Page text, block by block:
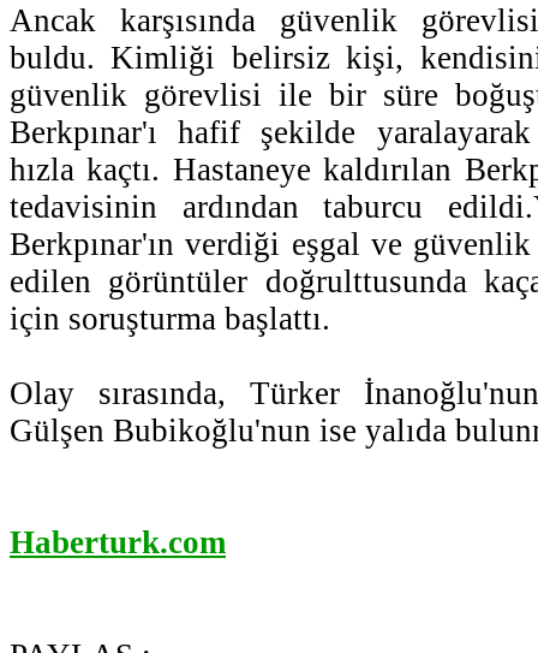
Ancak karşısında güvenlik
buldu. Kimliği belirsiz kişi,
güvenlik görevlisi ile bir süre
Berkpınar'ı hafif şekilde
hızla kaçtı. Hastaneye kaldırılan
tedavisinin ardından taburcu
Berkpınar'ın verdiği eşgal ve güvenlik
edilen görüntüler doğrulttusunda
için soruşturma başlattı.
Olay sırasında, Türker
Gülşen Bubikoğlu'nun ise yalıda
Haberturk.com